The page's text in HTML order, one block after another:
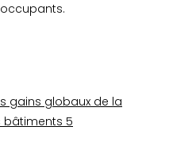
gains globaux de la
bâtiments 5